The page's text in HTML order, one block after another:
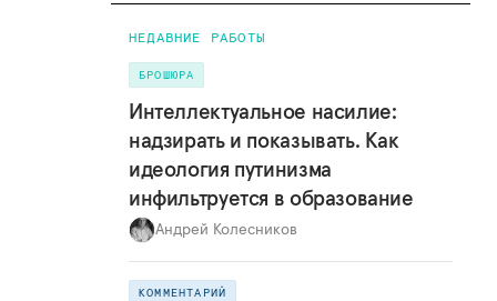
НЕДАВНИЕ РАБОТЫ
БРОШЮРА
Интеллектуальное насилие:
надзирать и показывать. Как
идеология путинизма
инфильтруется в образование
Андрей Колесников
КОММЕНТАРИЙ